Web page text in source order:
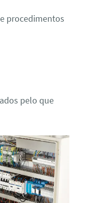
procedimentos
pelo que